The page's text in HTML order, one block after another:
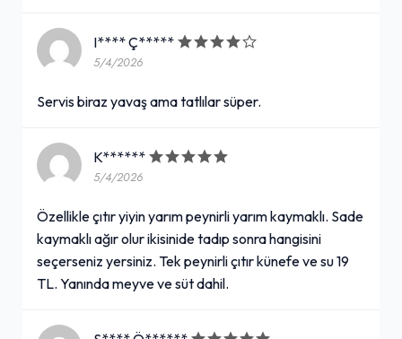
I**** Ç*****
5/4/2026
Servis biraz yavaş ama tatlılar süper.
K******
5/4/2026
Özellikle çıtır yiyin yarım peynirli yarım kaymaklı. Sade
kaymaklı ağır olur ikisinide tadıp sonra hangisini
seçerseniz yersiniz. Tek peynirli çıtır künefe ve su 19
TL. Yanında meyve ve süt dahil.